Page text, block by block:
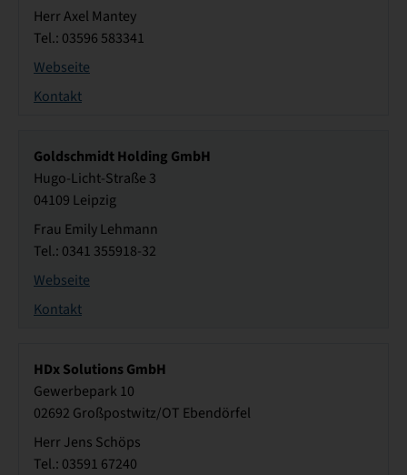
Herr Axel Mantey
Tel.: 03596 583341
Webseite
Kontakt
Goldschmidt Holding GmbH
Hugo-Licht-Straße 3
04109 Leipzig
Frau Emily Lehmann
Tel.: 0341 355918-32
Webseite
Kontakt
HDx Solutions GmbH
Gewerbepark 10
02692 Großpostwitz/OT Ebendörfel
Herr Jens Schöps
Tel.: 03591 67240